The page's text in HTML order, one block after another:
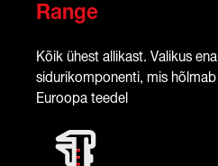
Range
Kõik ühest allikast. Valikus
sidurikomponenti, mis
Euroopa teedel